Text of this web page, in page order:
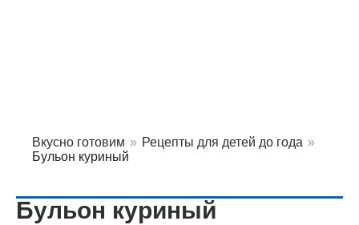
Вкусно готовим » Рецепты для детей до года »
Бульон куриный
Бульон куриный